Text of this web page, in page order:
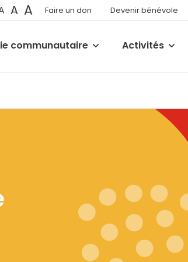
A A Faire un don Devenir bénévole
communautaire Activités